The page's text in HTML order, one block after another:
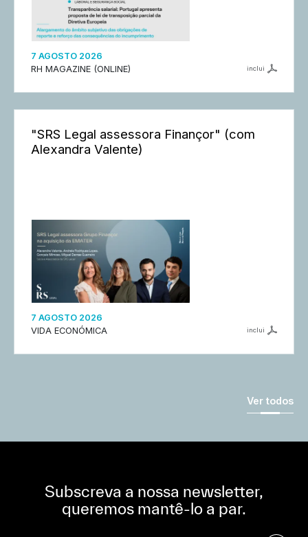
7 AGOSTO 2026
RH MAGAZINE (ONLINE)
inclui
"SRS Legal assessora Finançor" (com
Alexandra Valente)
7 AGOSTO 2026
VIDA ECONÓMICA
inclui
Ver todos
Subscreva a nossa newsletter,
queremos mantê-lo a par.